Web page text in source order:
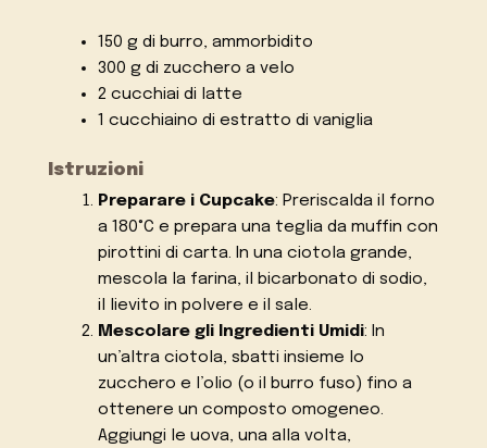
150 g di burro, ammorbidito
300 g di zucchero a velo
2 cucchiai di latte
1 cucchiaino di estratto di vaniglia
Istruzioni
Preparare i Cupcake: Preriscalda il forno
a 180°C e prepara una teglia da muffin con
pirottini di carta. In una ciotola grande,
mescola la farina, il bicarbonato di sodio,
il lievito in polvere e il sale.
Mescolare gli Ingredienti Umidi: In
un’altra ciotola, sbatti insieme lo
zucchero e l’olio (o il burro fuso) fino a
ottenere un composto omogeneo.
Aggiungi le uova, una alla volta,